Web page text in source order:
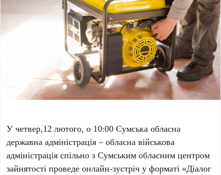
У четвер,12 лютого, о 10:00 Сумська обласна
державна адміністрація – обласна військова
адміністрація спільно з Сумським обласним центром
зайнятості проведе онлайн-зустріч у форматі «Діалог